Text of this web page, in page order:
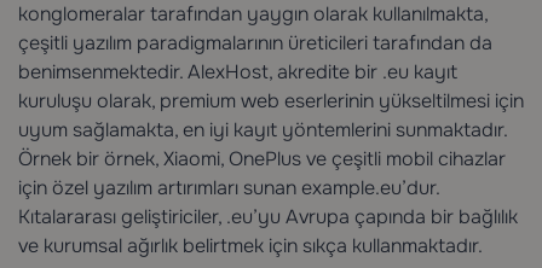
konglomeralar tarafından yaygın olarak kullanılmakta,
çeşitli yazılım paradigmalarının üreticileri tarafından da
benimsenmektedir. AlexHost, akredite bir .eu kayıt
kuruluşu olarak, premium web eserlerinin yükseltilmesi için
uyum sağlamakta, en iyi kayıt yöntemlerini sunmaktadır.
Örnek bir örnek, Xiaomi, OnePlus ve çeşitli mobil cihazlar
için özel yazılım artırımları sunan example.eu’dur.
Kıtalararası geliştiriciler, .eu’yu Avrupa çapında bir bağlılık
ve kurumsal ağırlık belirtmek için sıkça kullanmaktadır.